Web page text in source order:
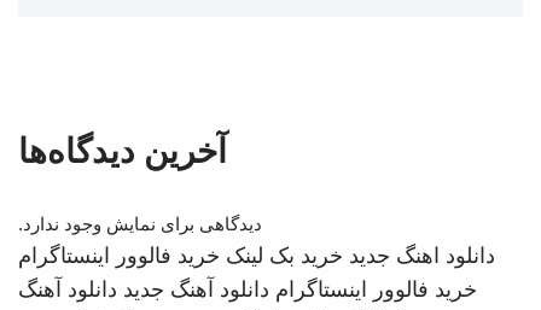
آخرین دیدگاه‌ها
دیدگاهی برای نمایش وجود ندارد.
دانلود اهنگ جدید خرید بک لینک خرید فالوور اینستاگرام
خرید فالوور اینستاگرام دانلود آهنگ جدید دانلود آهنگ